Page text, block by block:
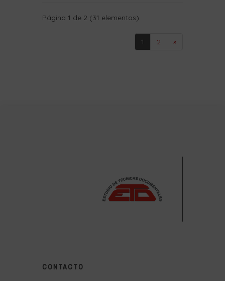
Página 1 de 2 (31 elementos)
1 2 »
CONTACTO